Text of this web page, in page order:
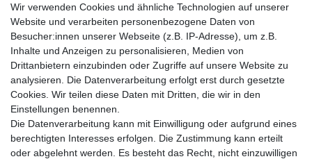
Filter
Zahlung und Versand
Impressum Daten­schutz­erklärung AGB
Wir verwenden Cookies und ähnliche Technologien auf unserer
Website und verarbeiten personenbezogene Daten von
Besucher:innen unserer Webseite (z.B. IP-Adresse), um z.B.
Inhalte und Anzeigen zu personalisieren, Medien von
Drittanbietern einzubinden oder Zugriffe auf unsere Website zu
analysieren. Die Datenverarbeitung erfolgt erst durch gesetzte
Cookies. Wir teilen diese Daten mit Dritten, die wir in den
Einstellungen benennen.
Die Datenverarbeitung kann mit Einwilligung oder aufgrund eines
berechtigten Interesses erfolgen. Die Zustimmung kann erteilt
oder abgelehnt werden. Es besteht das Recht, nicht einzuwilligen